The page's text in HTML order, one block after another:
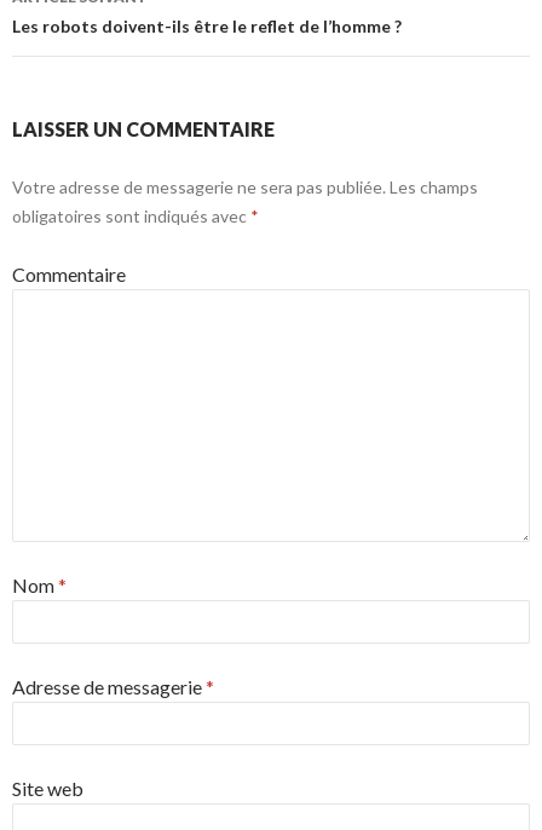
Les robots doivent-ils être le reflet de l’homme ?
LAISSER UN COMMENTAIRE
Votre adresse de messagerie ne sera pas publiée. Les champs
obligatoires sont indiqués avec *
Commentaire
Nom*
Adresse de messagerie*
Site web